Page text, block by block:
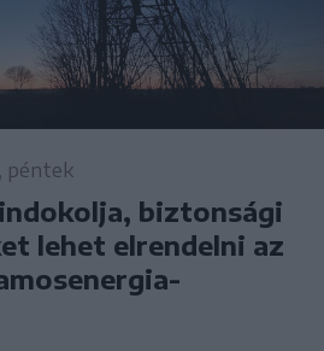
péntek
biztonsági
lehet elrendelni az